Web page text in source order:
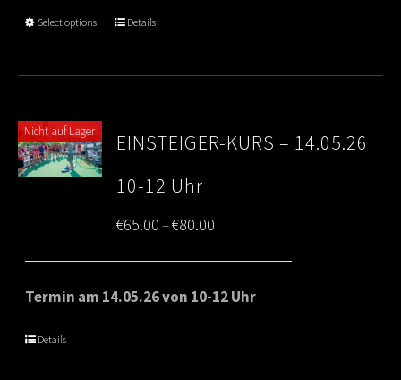
Select options Details
Nicht auf Lager
EINSTEIGER-KURS – 14.05.26
10-12 Uhr
€65.00–€80.00
range:
€65.00
Termin am 14.05.26 von 10-12 Uhr
Details